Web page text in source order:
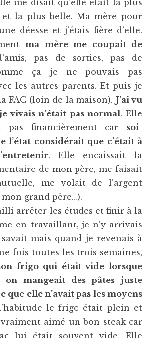
me disait qu’elle était la plus
la plus belle. Ma mère pour
déesse et j’étais fière d’elle.
ma mère me coupait de
pas de sorties, pas de
ça je ne pouvais pas
les autres parents. Et puis je
FAC (loin de la maison). J’ai vu
vivais n’était pas normal. Elle
pas financièrement car soi-
l’état considérait que c’était à
. Elle encaissait la
de mon père, me faisait
me volait de l’argent
grand père…).
arrêter les études et finir à la
en travaillant, je n’y arrivais
mais quand je revenais à
fois toutes les trois semaines,
frigo qui était vide lorsque
on mangeait des pâtes juste
que elle n’avait pas les moyens
le frigo était plein et
vraiment aimé un bon steak car
lui était souvent vide. Elle